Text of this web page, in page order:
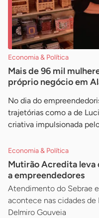
Economia & Política
Mais de 96 mil
próprio negócio em
No dia do
trajetórias como a de
criativa impulsionada
Economia & Política
Mutirão Acredita
a empreendedores
Atendimento do Sebrae
acontece nas cidades de
Delmiro Gouveia